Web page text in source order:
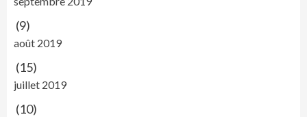
(9)
août 2019
(15)
juillet 2019
(10)